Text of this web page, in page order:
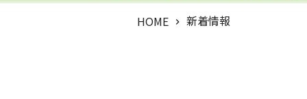
HOME 新着情報